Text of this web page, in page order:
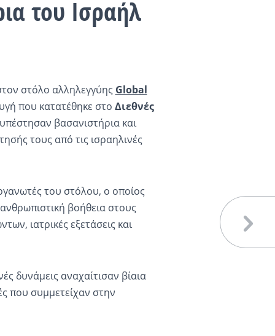
του Ισραήλ
στόλο αλληλεγγύης Global
που κατατέθηκε στο Διεθνές
βασανιστήρια και
τους από τις ισραηλινές
του στόλου, ο οποίος
βοήθεια στους
ιατρικές εξετάσεις και
δυνάμεις αναχαίτισαν βίαια
που συμμετείχαν στην